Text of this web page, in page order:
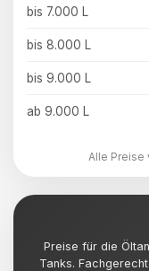
bis 7.000 L
bis 8.000 L
bis 9.000 L
ab 9.000 L
Alle Preise
Preise für die
Tanks.